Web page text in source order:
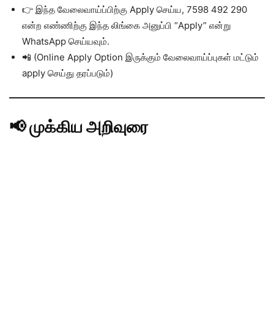
👉 இந்த வேலைவாய்ப்பிற்கு Apply செய்ய, 7598 492 290
என்ற எண்ணிற்கு இந்த லிங்கை அனுப்பி “Apply” என்று
WhatsApp செய்யவும்.
📲 (Online Apply Option இருக்கும் வேலைவாய்ப்புகள் மட்டும்
apply செய்து தரப்படும்)
📢 முக்கிய அறிவுரை